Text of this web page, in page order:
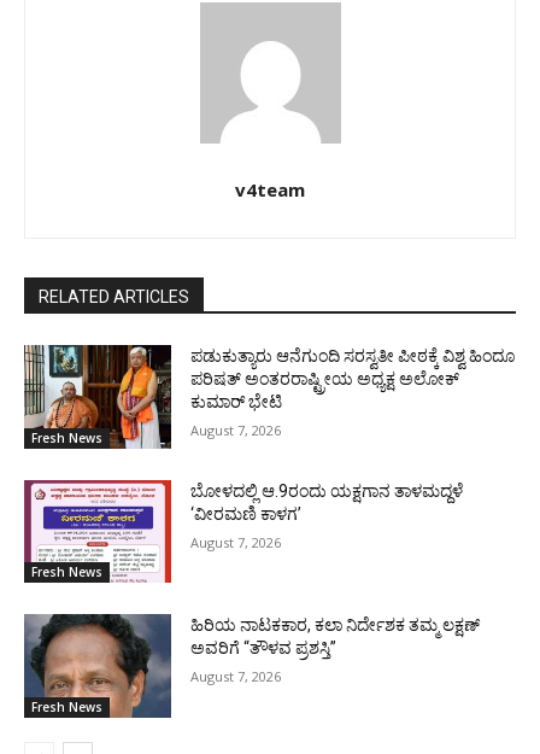
v4team
RELATED ARTICLES
Fresh News
ಪಡುಕುತ್ಯಾರು ಆನೆಗುಂದಿ ಸರಸ್ವತೀ ಪೀಠಕ್ಕೆ ವಿಶ್ವ ಹಿಂದೂ
ಪರಿಷತ್ ಅಂತರರಾಷ್ಟ್ರೀಯ ಅಧ್ಯಕ್ಷ ಅಲೋಕ್
ಕುಮಾರ್ ಭೇಟಿ
August 7, 2026
Fresh News
ಬೋಳದಲ್ಲಿ ಆ.9ರಂದು ಯಕ್ಷಗಾನ ತಾಳಮದ್ದಳೆ
‘ವೀರಮಣಿ ಕಾಳಗ’
August 7, 2026
Fresh News
ಹಿರಿಯ ನಾಟಕಕಾರ, ಕಲಾ ನಿರ್ದೇಶಕ ತಮ್ಮ ಲಕ್ಷಣ್
ಅವರಿಗೆ “ತೌಳವ ಪ್ರಶಸ್ತಿ”
August 7, 2026